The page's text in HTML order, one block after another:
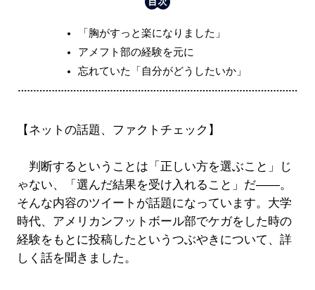
「胸がすっと楽になりました」
アメフト部の経験を元に
忘れていた「自分がどうしたいか」
【ネットの話題、ファクトチェック】
判断するということは「正しい方を選ぶこと」じ
ゃない、「選んだ結果を受け入れること」だ――。
そんな内容のツイートが話題になっています。大学
時代、アメリカンフットボール部でケガをした時の
経験をもとに投稿したというつぶやきについて、詳
しく話を聞きました。